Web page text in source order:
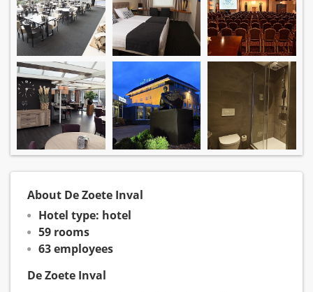
About De Zoete Inval
Hotel type: hotel
59 rooms
63 employees
De Zoete Inval